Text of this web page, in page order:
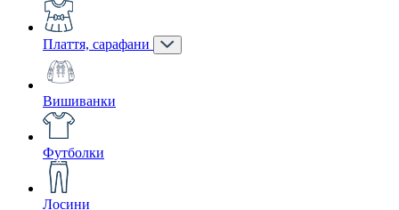
Плаття, сарафани
Вишиванки
Футболки
Лосини